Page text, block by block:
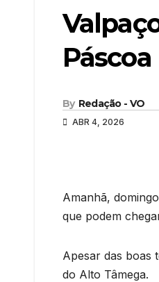
Páscoa
By Redação - VO
ABR 4, 2026
Amanhã,
que podem
Apesar das boas
do Alto Tâmega.